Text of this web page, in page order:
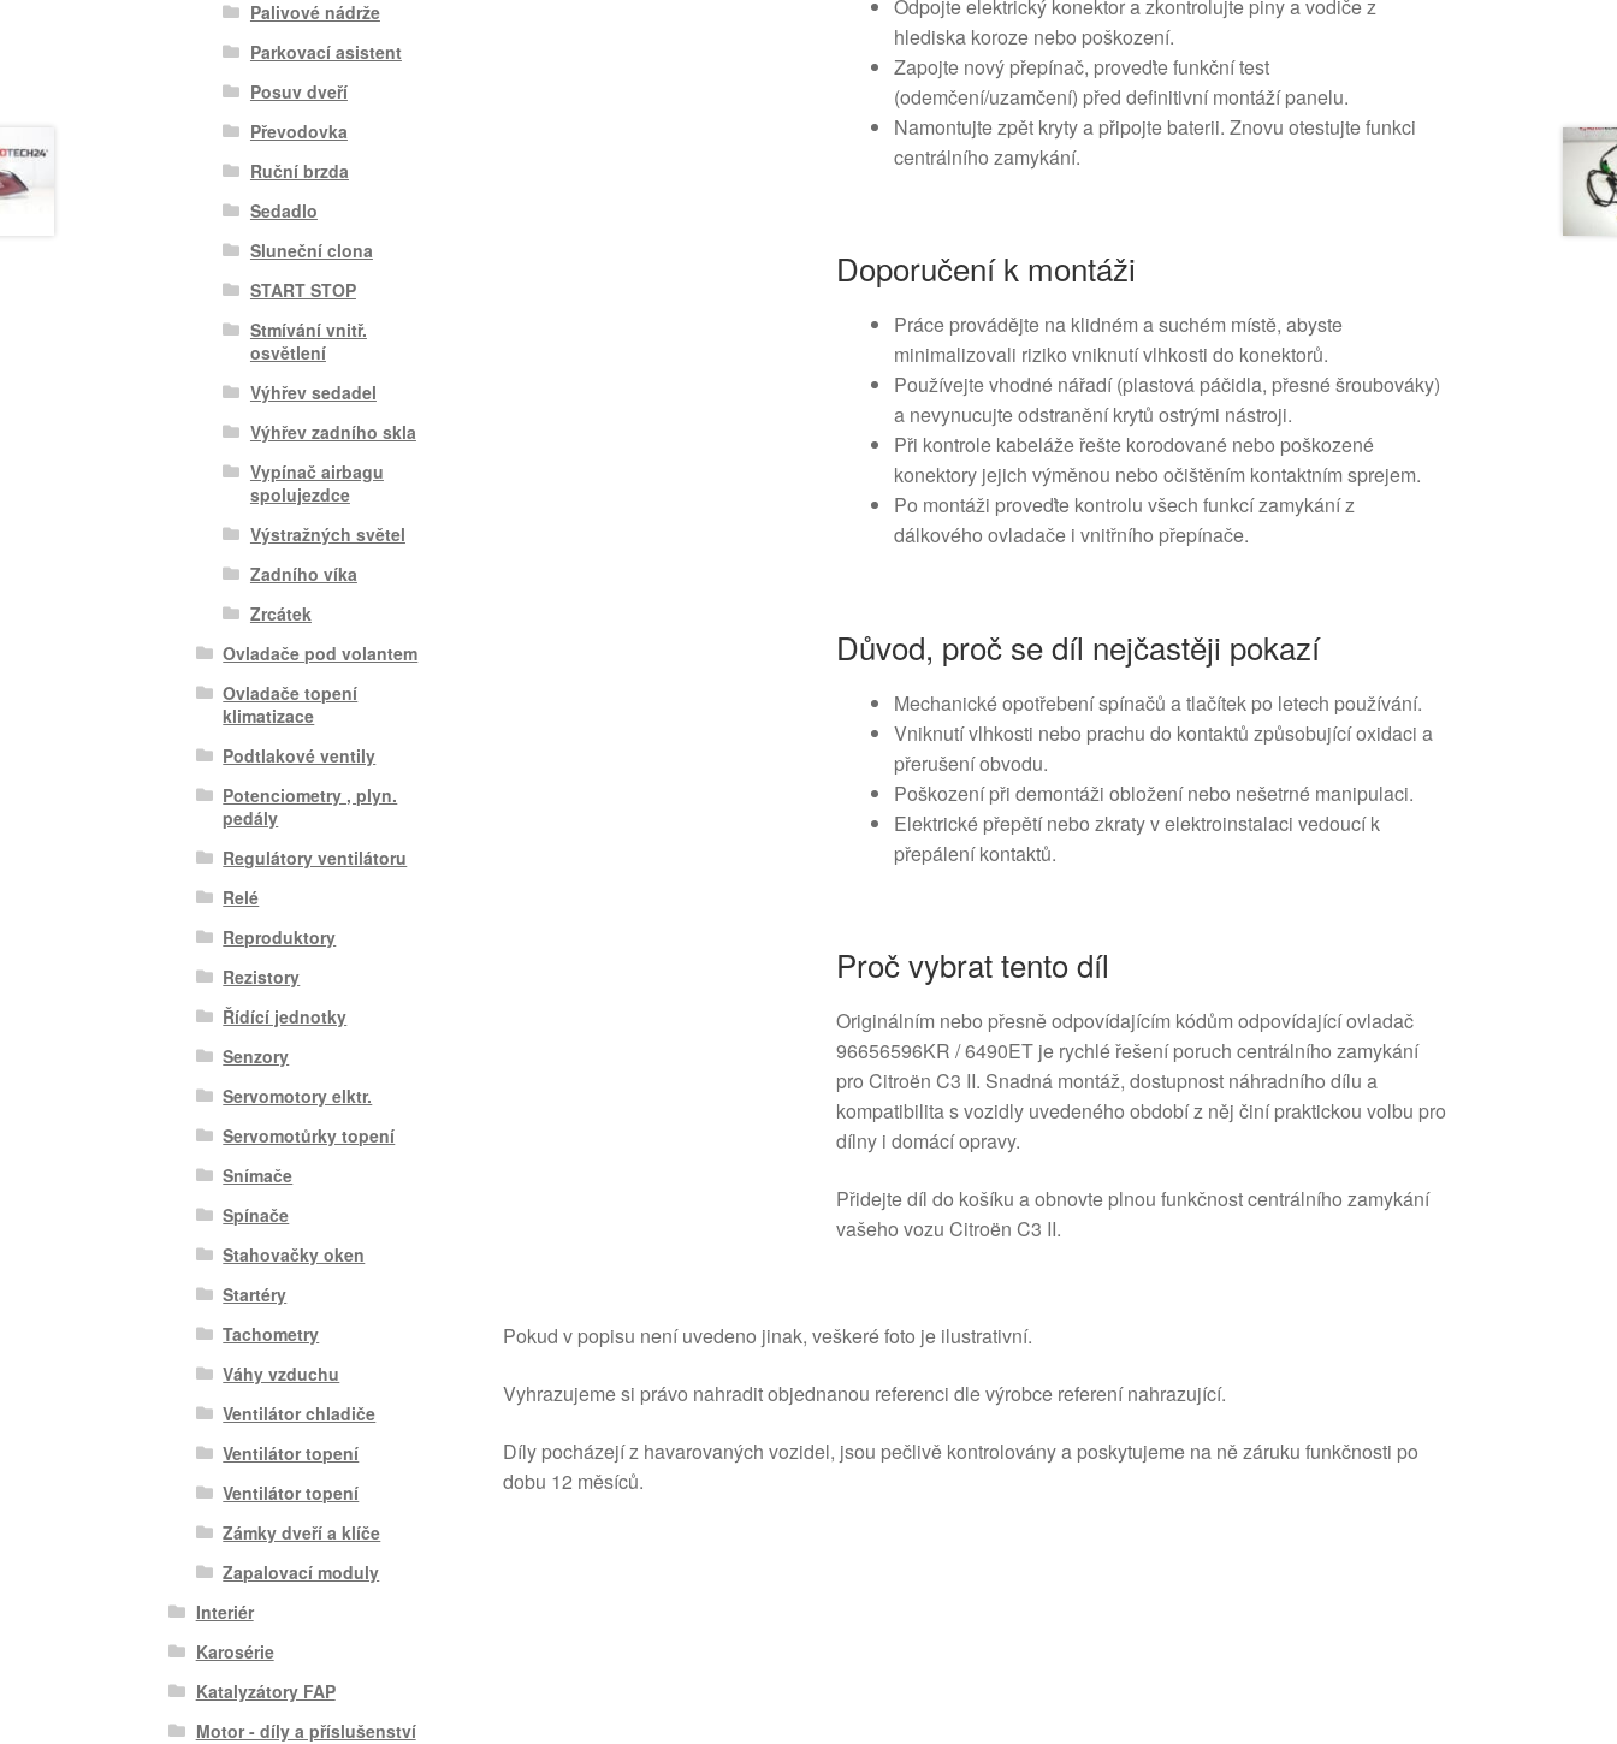
Odpojte elektrický konektor a zkontrolujte piny a vodiče z
hlediska koroze nebo poškození.
Zapojte nový přepínač, proveďte funkční test
(odemčení/uzamčení) před definitivní montáží panelu.
Namontujte zpět kryty a připojte baterii. Znovu otestujte funkci
centrálního zamykání.
Doporučení k montáži
Práce provádějte na klidném a suchém místě, abyste
minimalizovali riziko vniknutí vlhkosti do konektorů.
Používejte vhodné nářadí (plastová páčidla, přesné šroubováky)
a nevynucujte odstranění krytů ostrými nástroji.
Při kontrole kabeláže řešte korodované nebo poškozené
konektory jejich výměnou nebo očištěním kontaktním sprejem.
Po montáži proveďte kontrolu všech funkcí zamykání z
dálkového ovladače i vnitřního přepínače.
Důvod, proč se díl nejčastěji pokazí
Mechanické opotřebení spínačů a tlačítek po letech používání.
Vniknutí vlhkosti nebo prachu do kontaktů způsobující oxidaci a
přerušení obvodu.
Poškození při demontáži obložení nebo nešetrné manipulaci.
Elektrické přepětí nebo zkraty v elektroinstalaci vedoucí k
přepálení kontaktů.
Proč vybrat tento díl
Originálním nebo přesně odpovídajícím kódům odpovídající ovladač
96656596KR / 6490ET je rychlé řešení poruch centrálního zamykání
pro Citroën C3 II. Snadná montáž, dostupnost náhradního dílu a
kompatibilita s vozidly uvedeného období z něj činí praktickou volbu pro
dílny i domácí opravy.
Přidejte díl do košíku a obnovte plnou funkčnost centrálního zamykání
vašeho vozu Citroën C3 II.
Pokud v popisu není uvedeno jinak, veškeré foto je ilustrativní.
Vyhrazujeme si právo nahradit objednanou referenci dle výrobce referení nahrazující.
Díly pocházejí z havarovaných vozidel, jsou pečlivě kontrolovány a poskytujeme na ně záruku funkčnosti po
dobu 12 měsíců.
Palivové nádrže
Parkovací asistent
Posuv dveří
Převodovka
Ruční brzda
Sedadlo
Sluneční clona
START STOP
Stmívání vnitř.
osvětlení
Výhřev sedadel
Výhřev zadního skla
Vypínač airbagu
spolujezdce
Výstražných světel
Zadního víka
Zrcátek
Ovladače pod volantem
Ovladače topení
klimatizace
Podtlakové ventily
Potenciometry , plyn.
pedály
Regulátory ventilátoru
Relé
Reproduktory
Rezistory
Řídící jednotky
Senzory
Servomotory elktr.
Servomotůrky topení
Snímače
Spínače
Stahovačky oken
Startéry
Tachometry
Váhy vzduchu
Ventilátor chladiče
Ventilátor topení
Ventilátor topení
Zámky dveří a klíče
Zapalovací moduly
Interiér
Karosérie
Katalyzátory FAP
Motor - díly a příslušenství